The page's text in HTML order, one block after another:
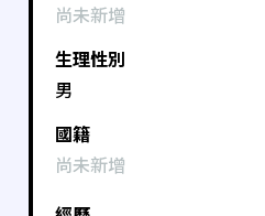
尚未新增
生理性別
男
國籍
尚未新增